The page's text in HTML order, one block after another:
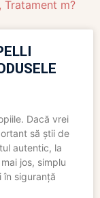
, Tratament m?
Dacă vrei
să știi de
autentic, la
jos, simplu
în siguranță